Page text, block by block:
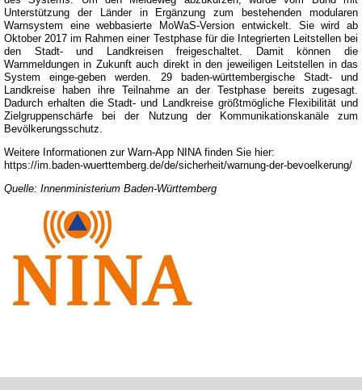
Unterstützung der Länder in Ergänzung zum bestehenden modularen
Warnsystem eine webbasierte MoWaS-Version entwickelt. Sie wird ab
Oktober 2017 im Rahmen einer Testphase für die Integrierten Leitstellen bei
den Stadt- und Landkreisen freigeschaltet. Damit können die
Warnmeldungen in Zukunft auch direkt in den jeweiligen Leitstellen in das
System einge-geben werden. 29 baden-württembergische Stadt- und
Landkreise haben ihre Teilnahme an der Testphase bereits zugesagt.
Dadurch erhalten die Stadt- und Landkreise größtmögliche Flexibilität und
Zielgruppenschärfe bei der Nutzung der Kommunikationskanäle zum
Bevölkerungsschutz.
Weitere Informationen zur Warn-App NINA finden Sie hier:
https://im.baden-wuerttemberg.de/de/sicherheit/warnung-der-bevoelkerung/
Quelle: Innenministerium Baden-Württemberg